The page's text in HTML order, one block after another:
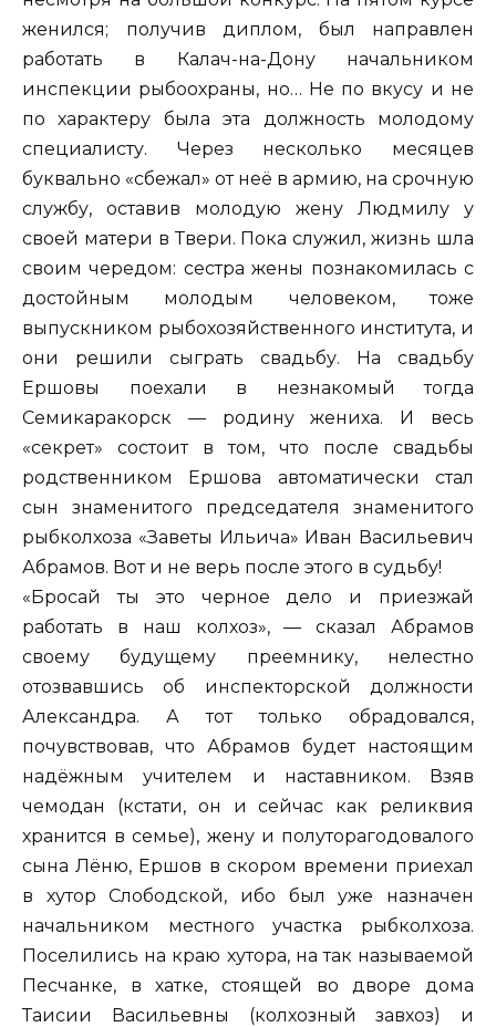
женился; получив диплом, был направлен
работать в Калач-на-Дону начальником
инспекции рыбоохраны, но… Не по вкусу и не
по характеру была эта должность молодому
специалисту. Через несколько месяцев
буквально «сбежал» от неё в армию, на срочную
службу, оставив молодую жену Людмилу у
своей матери в Твери. Пока служил, жизнь шла
своим чередом: сестра жены познакомилась с
достойным молодым человеком, тоже
выпускником рыбохозяйственного института, и
они решили сыграть свадьбу. На свадьбу
Ершовы поехали в незнакомый тогда
Семикаракорск — родину жениха. И весь
«секрет» состоит в том, что после свадьбы
родственником Ершова автоматически стал
сын знаменитого председателя знаменитого
рыбколхоза «Заветы Ильича» Иван Васильевич
Абрамов. Вот и не верь после этого в судьбу!
«Бросай ты это черное дело и приезжай
работать в наш колхоз», — сказал Абрамов
своему будущему преемнику, нелестно
отозвавшись об инспекторской должности
Александра. А тот только обрадовался,
почувствовав, что Абрамов будет настоящим
надёжным учителем и наставником. Взяв
чемодан (кстати, он и сейчас как реликвия
хранится в семье), жену и полуторагодовалого
сына Лёню, Ершов в скором времени приехал
в хутор Слободской, ибо был уже назначен
начальником местного участка рыбколхоза.
Поселились на краю хутора, на так называемой
Песчанке, в хатке, стоящей во дворе дома
Таисии Васильевны (колхозный завхоз) и